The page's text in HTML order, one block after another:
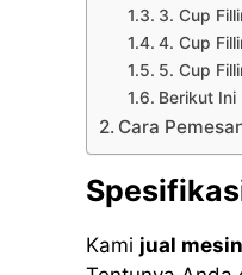
3. Cup
4. Cup
5. Cup
Berikut Ini
Cara
Kami jual